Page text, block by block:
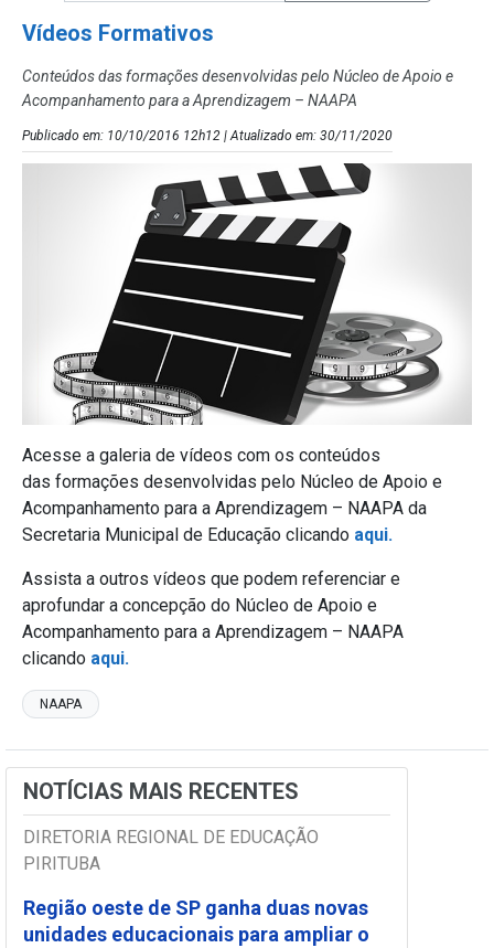
Vídeos Formativos
Conteúdos das formações desenvolvidas pelo Núcleo de Apoio e
Acompanhamento para a Aprendizagem – NAAPA
Publicado em: 10/10/2016 12h12 | Atualizado em: 30/11/2020
Acesse a galeria de vídeos com os conteúdos
das formações desenvolvidas pelo Núcleo de Apoio e
Acompanhamento para a Aprendizagem – NAAPA da
Secretaria Municipal de Educação clicando aqui.
Assista a outros vídeos que podem referenciar e
aprofundar a concepção do Núcleo de Apoio e
Acompanhamento para a Aprendizagem – NAAPA
clicando aqui.
NAAPA
NOTÍCIAS MAIS RECENTES
DIRETORIA REGIONAL DE EDUCAÇÃO
PIRITUBA
Região oeste de SP ganha duas novas
unidades educacionais para ampliar o